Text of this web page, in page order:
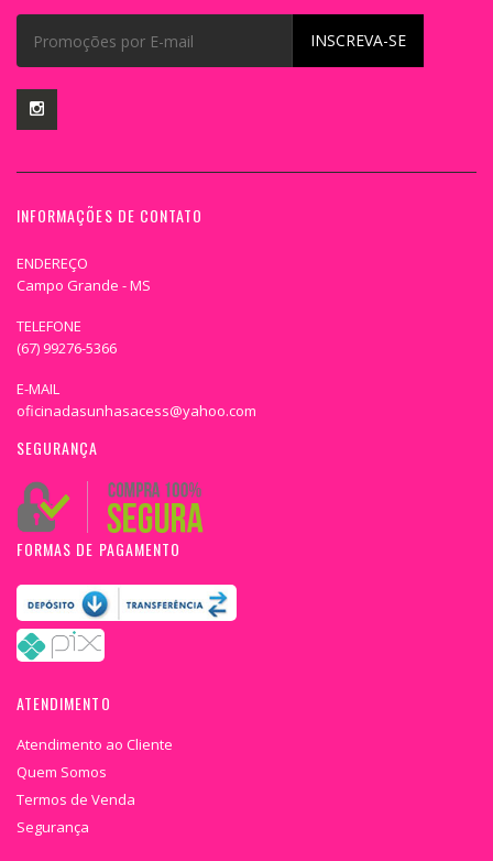
INSCREVA-SE
INFORMAÇÕES DE CONTATO
ENDEREÇO
Campo Grande - MS
TELEFONE
(67) 99276-5366
E-MAIL
oficinadasunhasacess@yahoo.com
SEGURANÇA
FORMAS DE PAGAMENTO
ATENDIMENTO
Atendimento ao Cliente
Quem Somos
Termos de Venda
Segurança